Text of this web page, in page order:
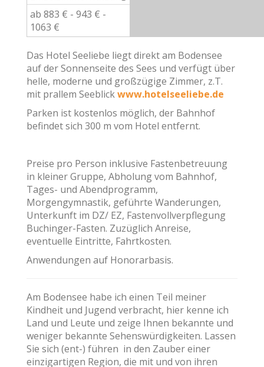
ab 883 € - 943 € -
1063 €
Das Hotel Seeliebe liegt direkt am Bodensee
auf der Sonnenseite des Sees und verfügt über
helle, moderne und großzügige Zimmer, z.T.
mit prallem Seeblickwww.hotelseeliebe.de
Parken ist kostenlos möglich, der Bahnhof
befindet sich 300 m vom Hotel entfernt.
Preise pro Person inklusive Fastenbetreuung
in kleiner Gruppe, Abholung vom Bahnhof,
Tages- und Abendprogramm,
Morgengymnastik, geführte Wanderungen,
Unterkunft im DZ/ EZ, Fastenvollverpflegung
Buchinger-Fasten. Zuzüglich Anreise,
eventuelle Eintritte, Fahrtkosten.
Anwendungen auf Honorarbasis.
Am Bodensee habe ich einen Teil meiner
Kindheit und Jugend verbracht, hier kenne ich
Land und Leute und zeige Ihnen bekannte und
weniger bekannte Sehenswürdigkeiten. Lassen
Sie sich (ent-) führen in den Zauber einer
einzigartigen Region, die mit und von ihren